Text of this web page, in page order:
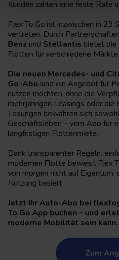
Kunden zahlen eine feste Rate
Flex To Go ist inzwischen in 29
vertreten. Durch
Benz und Stellantis bietet die
Flotten für verschiedene Märkte.
Die neuen Mercedes- und
Go-Abo sind ein Angebot für
nutzen möchten, ohne die
mehrjährigen Leasings oder die
Lösungen bewähren sich
Geschäftsleben – vom Abo für
langfristigen Flottenmiete.
Dank transparenter Regeln,
modernen Flotte beweist Flex
von morgen nicht auf Eigentum,
Nutzung basiert.
Jetzt Ihr Auto-Abo bei
To Go App buchen – und
moderne Mobilität sein kann.